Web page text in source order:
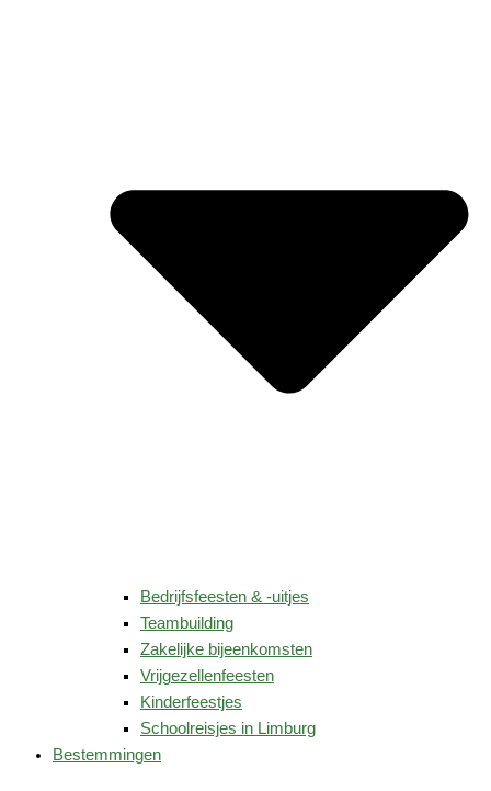
Bedrijfsfeesten & -uitjes
Teambuilding
Zakelijke bijeenkomsten
Vrijgezellenfeesten
Kinderfeestjes
Schoolreisjes in Limburg
Bestemmingen